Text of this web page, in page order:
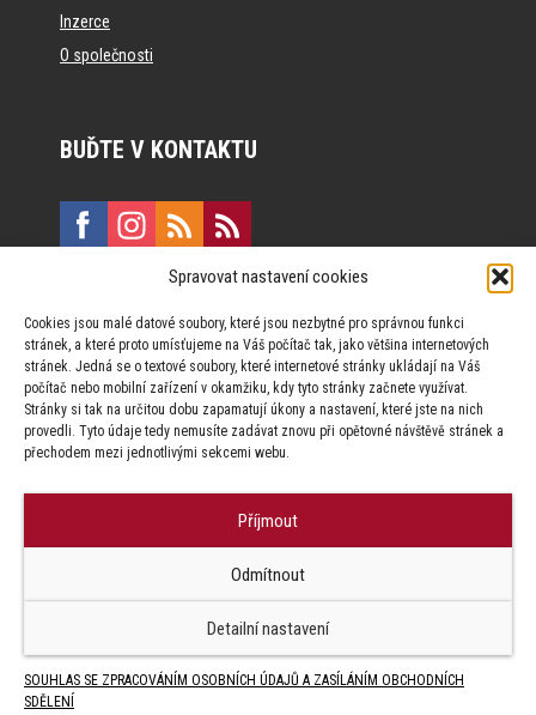
Spravovat nastavení cookies
Cookies jsou malé datové soubory, které jsou nezbytné pro správnou funkci
stránek, a které proto umísťujeme na Váš počítač tak, jako většina internetových
stránek. Jedná se o textové soubory, které internetové stránky ukládají na Váš
počítač nebo mobilní zařízení v okamžiku, kdy tyto stránky začnete využívat.
Stránky si tak na určitou dobu zapamatují úkony a nastavení, které jste na nich
provedli. Tyto údaje tedy nemusíte zadávat znovu při opětovné návštěvě stránek a
přechodem mezi jednotlivými sekcemi webu.
Příjmout
Odmítnout
Detailní nastavení
SOUHLAS SE ZPRACOVÁNÍM OSOBNÍCH ÚDAJŮ A ZASÍLÁNÍM OBCHODNÍCH
SDĚLENÍ
Inzerce
O společnosti
BUĎTE V KONTAKTU
Vinohradská 190, 130 00 Praha 3
Za publikovaný obsah odpovídají jednotliví autoři.
Factory s.r.o. zapovězeno.